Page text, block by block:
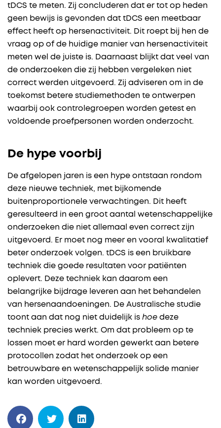
tDCS te meten. Zij concluderen dat er tot op heden
geen bewijs is gevonden dat tDCS een meetbaar
effect heeft op hersenactiviteit. Dit roept bij hen de
vraag op of de huidige manier van hersenactiviteit
meten wel de juiste is. Daarnaast blijkt dat veel van
de onderzoeken die zij hebben vergeleken niet
correct werden uitgevoerd. Zij adviseren om in de
toekomst betere studiemethoden te ontwerpen
waarbij ook controlegroepen worden getest en
voldoende proefpersonen worden onderzocht.
De hype voorbij
De afgelopen jaren is een hype ontstaan rondom
deze nieuwe techniek, met bijkomende
buitenproportionele verwachtingen. Dit heeft
geresulteerd in een groot aantal wetenschappelijke
onderzoeken die niet allemaal even correct zijn
uitgevoerd. Er moet nog meer en vooral kwalitatief
beter onderzoek volgen. tDCS is een bruikbare
techniek die goede resultaten voor patiënten
oplevert. Deze techniek kan daarom een
belangrijke bijdrage leveren aan het behandelen
van hersenaandoeningen. De Australische studie
toont aan dat nog niet duidelijk is hoe deze
techniek precies werkt. Om dat probleem op te
lossen moet er hard worden gewerkt aan betere
protocollen zodat het onderzoek op een
betrouwbare en wetenschappelijk solide manier
kan worden uitgevoerd.